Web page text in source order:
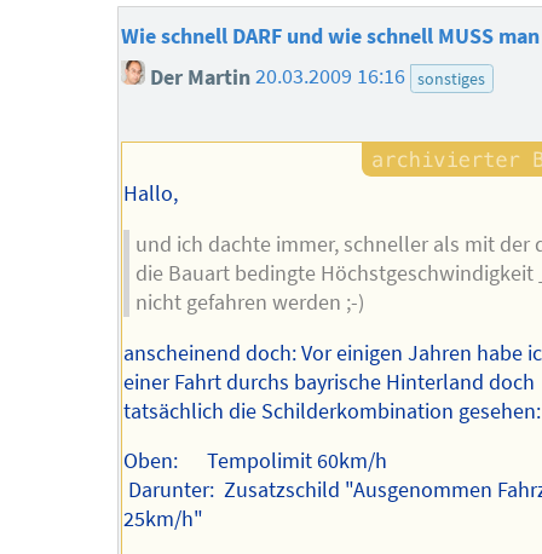
Wie schnell DARF und wie schnell MUSS
Der Martin 20.03.2009 16:16 sonstiges
Hallo,
und ich dachte immer, schneller als mit der
die Bauart bedingte Höchstgeschwindigkeit
nicht gefahren werden ;-)
anscheinend doch: Vor einigen Jahren habe
einer Fahrt durchs bayrische Hinterland doch
tatsächlich die Schilderkombination gesehen:
Oben: Tempolimit 60km/h
Darunter: Zusatzschild "Ausgenommen
25km/h"